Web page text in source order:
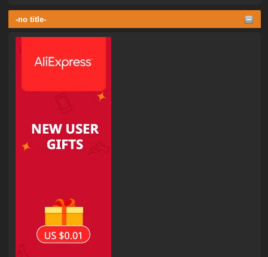
-no title-